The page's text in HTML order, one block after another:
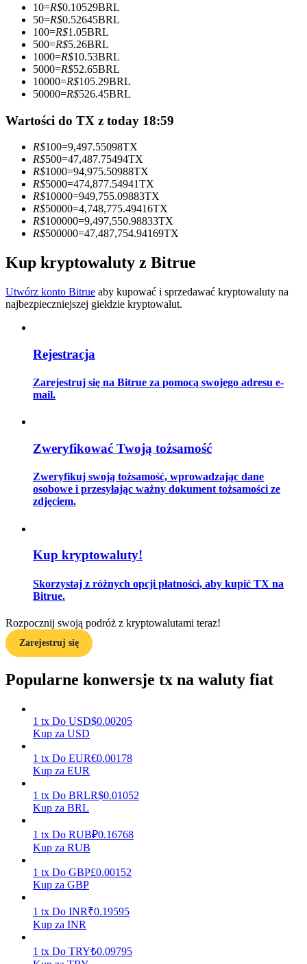
Zostań traderem kopiującym
Ciesz się podziałem zysków i prowizjami z kopiowania
transakcji
Informacja
Przewodnik dla początkujących dotyczący kontraktów futures
Strategie handlowe
Dowiedz się, jak zachować rentowność
Zarabiać
Mocna Świnka
Codziennie zdobywaj konkurencyjne nagrody
10=R$0.10529BRL
50=R$0.52645BRL
100=R$1.05BRL
500=R$5.26BRL
1000=R$10.53BRL
5000=R$52.65BRL
10000=R$105.29BRL
50000=R$526.45BRL
Wartości do TX z today 18:59
R$100=9,497.55098TX
R$500=47,487.75494TX
R$1000=94,975.50988TX
R$5000=474,877.54941TX
R$10000=949,755.09883TX
R$50000=4,748,775.49416TX
R$100000=9,497,550.98833TX
R$500000=47,487,754.94169TX
Kup kryptowaluty z Bitrue
Utwórz konto Bitrue aby kupować i sprzedawać kryptowaluty na
najbezpieczniejszej giełdzie kryptowalut.
Rejestracja
Zarejestruj się na Bitrue za pomocą swojego adresu e-
mail.
Zweryfikować Twoją tożsamość
Zweryfikuj swoją tożsamość, wprowadzając dane
osobowe i przesyłając ważny dokument tożsamości ze
zdjęciem.
Kup kryptowaluty!
Skorzystaj z różnych opcji płatności, aby kupić TX na
Bitrue.
Rozpocznij swoją podróż z kryptowalutami teraz!
Zarejestruj się
Popularne konwersje tx na waluty fiat
1 tx Do USD$0.00205
Kup za USD
1 tx Do EUR€0.00178
Kup za EUR
1 tx Do BRLR$0.01052
Kup za BRL
1 tx Do RUB₽0.16768
Kup za RUB
1 tx Do GBP£0.00152
Kup za GBP
1 tx Do INR₹0.19595
Kup za INR
1 tx Do TRY₺0.09795